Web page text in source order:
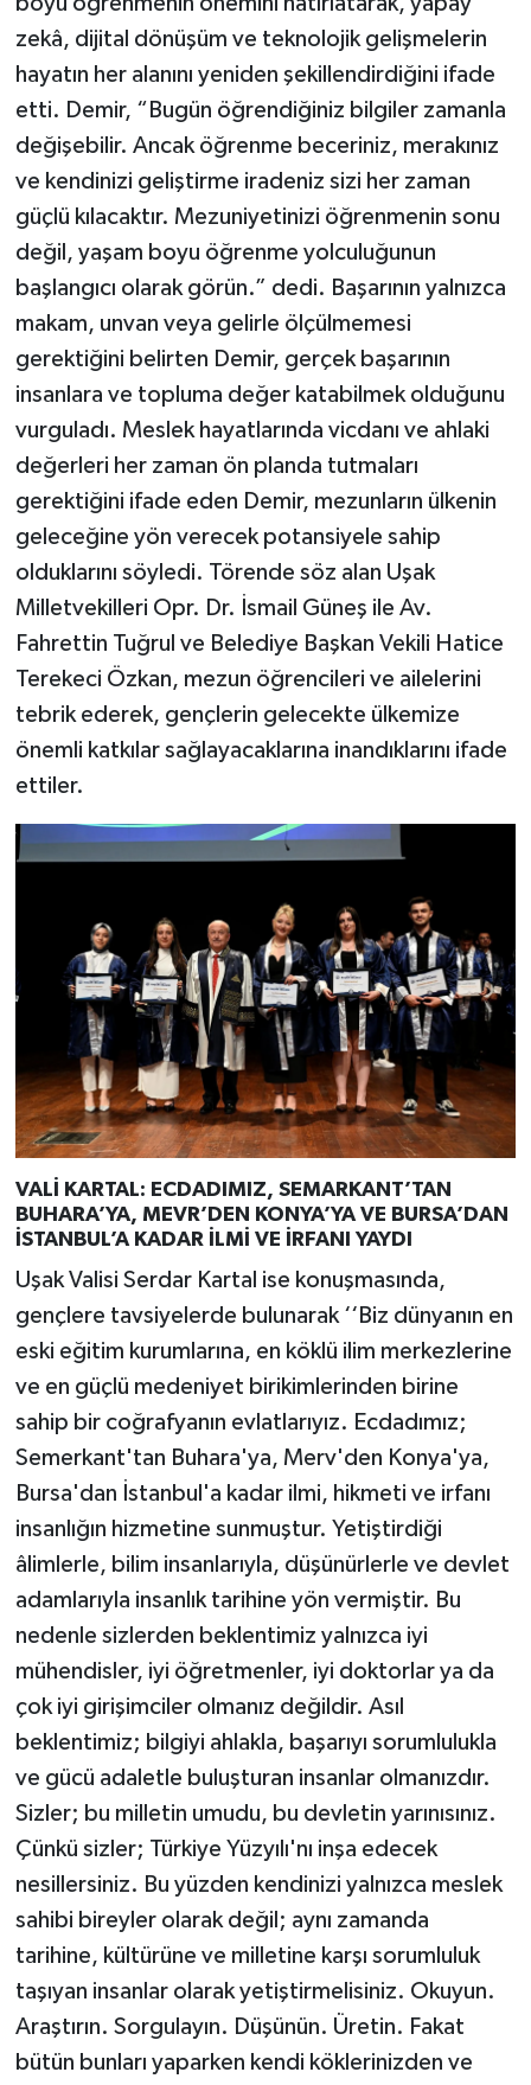
zekâ, dijital dönüşüm ve teknolojik gelişmelerin
hayatın her alanını yeniden şekillendirdiğini ifade
etti. Demir, “Bugün öğrendiğiniz bilgiler zamanla
değişebilir. Ancak öğrenme beceriniz, merakınız
ve kendinizi geliştirme iradeniz sizi her zaman
güçlü kılacaktır. Mezuniyetinizi öğrenmenin sonu
değil, yaşam boyu öğrenme yolculuğunun
başlangıcı olarak görün.” dedi. Başarının yalnızca
makam, unvan veya gelirle ölçülmemesi
gerektiğini belirten Demir, gerçek başarının
insanlara ve topluma değer katabilmek olduğunu
vurguladı. Meslek hayatlarında vicdanı ve ahlaki
değerleri her zaman ön planda tutmaları
gerektiğini ifade eden Demir, mezunların ülkenin
geleceğine yön verecek potansiyele sahip
olduklarını söyledi. Törende söz alan Uşak
Milletvekilleri Opr. Dr. İsmail Güneş ile Av.
Fahrettin Tuğrul ve Belediye Başkan Vekili Hatice
Terekeci Özkan, mezun öğrencileri ve ailelerini
tebrik ederek, gençlerin gelecekte ülkemize
önemli katkılar sağlayacaklarına inandıklarını ifade
ettiler.
VALİ KARTAL: ECDADIMIZ, SEMARKANT’TAN
BUHARA’YA, MEVR’DEN KONYA’YA VE BURSA’DAN
İSTANBUL’A KADAR İLMİ VE İRFANI YAYDI
Uşak Valisi Serdar Kartal ise konuşmasında,
gençlere tavsiyelerde bulunarak ‘‘Biz dünyanın en
eski eğitim kurumlarına, en köklü ilim merkezlerine
ve en güçlü medeniyet birikimlerinden birine
sahip bir coğrafyanın evlatlarıyız. Ecdadımız;
Semerkant'tan Buhara'ya, Merv'den Konya'ya,
Bursa'dan İstanbul'a kadar ilmi, hikmeti ve irfanı
insanlığın hizmetine sunmuştur. Yetiştirdiği
âlimlerle, bilim insanlarıyla, düşünürlerle ve devlet
adamlarıyla insanlık tarihine yön vermiştir. Bu
nedenle sizlerden beklentimiz yalnızca iyi
mühendisler, iyi öğretmenler, iyi doktorlar ya da
çok iyi girişimciler olmanız değildir. Asıl
beklentimiz; bilgiyi ahlakla, başarıyı sorumlulukla
ve gücü adaletle buluşturan insanlar olmanızdır.
Sizler; bu milletin umudu, bu devletin yarınısınız.
Çünkü sizler; Türkiye Yüzyılı'nı inşa edecek
nesillersiniz. Bu yüzden kendinizi yalnızca meslek
sahibi bireyler olarak değil; aynı zamanda
tarihine, kültürüne ve milletine karşı sorumluluk
taşıyan insanlar olarak yetiştirmelisiniz. Okuyun.
Araştırın. Sorgulayın. Düşünün. Üretin. Fakat
bütün bunları yaparken kendi köklerinizden ve